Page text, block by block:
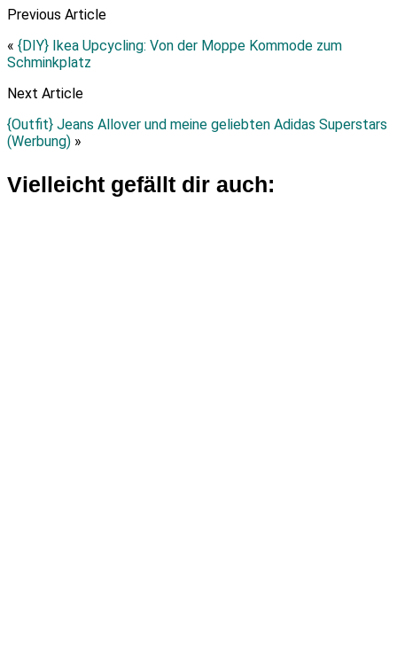
Previous Article
« {DIY} Ikea Upcycling: Von der Moppe Kommode zum
Schminkplatz
Next Article
{Outfit} Jeans Allover und meine geliebten Adidas Superstars
(Werbung) »
Vielleicht gefällt dir auch: